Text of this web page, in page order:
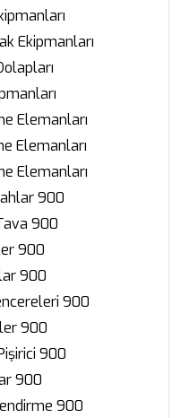
Ekipmanları
Elemanları
Elemanları
Elemanları
900
900
900
900
900
900
900
900
900